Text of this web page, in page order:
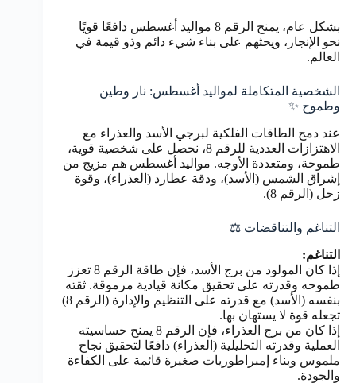
بشكل عام، يمنح الرقم 8 مواليد أغسطس دافعًا قويًا
نحو الإنجاز، ويحثهم على بناء شيء دائم وذو قيمة في
العالم.
الشخصية المتكاملة لمواليد أغسطس: نار وطين
وطموح ✨
عند دمج الطاقات الفلكية لبرجي الأسد والعذراء مع
الاهتزازات العددية للرقم 8، نحصل على شخصية قوية،
طموحة، ومتعددة الأوجه. مواليد أغسطس هم مزيج من
إشراق الشمس (الأسد)، ودقة عطارد (العذراء)، وقوة
زحل (الرقم 8).
التناغم والتناقضات ⚖️
التناغم:
إذا كان المولود من برج الأسد، فإن طاقة الرقم 8 تعزز
طموحه وقدرته على تحقيق مكانة قيادية مرموقة. ثقته
بنفسه (الأسد) مع قدرته على التنظيم والإدارة (الرقم 8)
تجعله قوة لا يستهان بها.
إذا كان من برج العذراء، فإن الرقم 8 يمنح حساسيته
العملية وقدرته التحليلية (العذراء) دافعًا لتحقيق نجاح
ملموس وبناء إمبراطوريات صغيرة قائمة على الكفاءة
والجودة.